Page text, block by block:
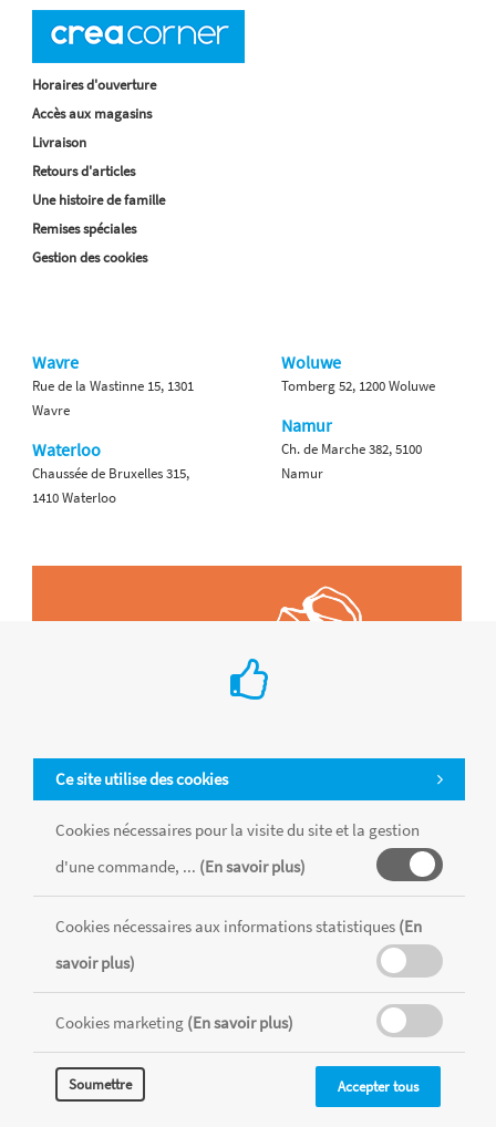
Ce site utilise des cookies
Cookies nécessaires pour la visite du site et la gestion
d'une commande, ... (En savoir plus)
Cookies nécessaires aux informations statistiques (En
savoir plus)
Cookies marketing (En savoir plus)
Soumettre Accepter tous
Horaires d'ouverture
Accès aux magasins
Livraison
Retours d'articles
Une histoire de famille
Remises spéciales
Gestion des cookies
Wavre
Rue de la Wastinne 15, 1301
Wavre
Waterloo
Chaussée de Bruxelles 315,
1410 Waterloo
Woluwe
Tomberg 52, 1200 Woluwe
Namur
Ch. de Marche 382, 5100
Namur
Tous les produits sont vendus dans la limite des stocks disponibles de
chaque magasin, toutes taxes comprises.
MENTIONS LÉGALES CONDITIONS GÉNÉRALES